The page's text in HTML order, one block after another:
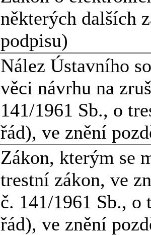
některých dalších
podpisu)
Nález Ústavního
věci návrhu na
141/1961 Sb., o
řád), ve znění
Zákon, kterým se
trestní zákon, ve
č. 141/1961 Sb.,
řád), ve znění